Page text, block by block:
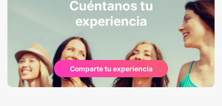
Cuéntanos tu
experiencia
Comparte tu experiencia